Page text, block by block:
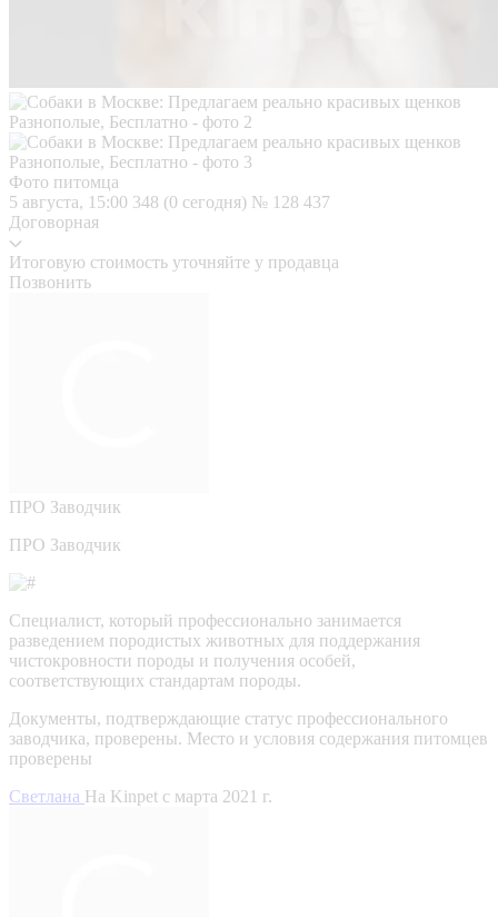
Фото питомца
5 августа, 15:00 348 (0 сегодня) № 128 437
Договорная
Итоговую стоимость уточняйте у продавца
Позвонить
ПРО Заводчик
ПРО Заводчик
Специалист, который профессионально занимается
разведением породистых животных для поддержания
чистокровности породы и получения особей,
соответствующих стандартам породы.
Документы, подтверждающие статус профессионального
заводчика, проверены. Место и условия содержания питомцев
проверены
Светлана На Kinpet c марта 2021 г.